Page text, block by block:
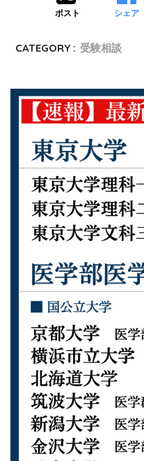
ポスト シェア
CATEGORY : 受験相談